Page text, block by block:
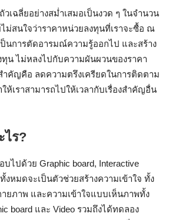
เฉลี่ยอย่างสม่ำเสมอเป็นงวด ๆ ในจำนวน
ไม่สนใจว่าราคาหน่วยลงทุนที่เราจะซื้อ ณ
นการตัดอารมณ์ความรู้ออกไป และสร้าง
ทุน ไม่หลงไปกับความผันผวนของราคา
ำคัญคือ ลดความตรึงเครียดในการติดตาม
ห้เราสามารถไปให้เวลากับเรื่องสำคัญอื่น
ไร?
บไปด้วย Graphic board, Interactive
งหมดจะเป็นตัวช่วยสร้างความเข้าใจ ทั้ง
ยภาพ และความเข้าใจแบบเห็นภาพทั้ง
board และ Video รวมถึงได้ทดลอง